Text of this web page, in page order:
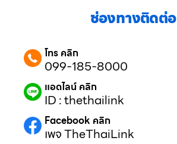
ช่องทางติดต่อ
โทร คลิก
099-185-8000
แอดไลน์ คลิก
ID : thethailink
Facebook คลิก
เพจ TheThaiLink